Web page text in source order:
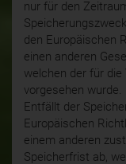
nur für den
den Europäischen
einen anderen
welchen der für die
vorgesehen wurde.
Entfällt der
Europäischen
einem anderen
Speicherfrist ab,